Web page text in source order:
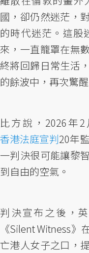
國，卻仍然迷茫，
的時代迷茫。這股
來，一直籠罩在無
終將回歸日常生活
的餘波中，再次驚
比方說，2026年
香港法庭宣判20年
一判決很可能讓黎
到自由的空氣。
判決宣布之後，
《Silent Witness
亡港人女子之口，